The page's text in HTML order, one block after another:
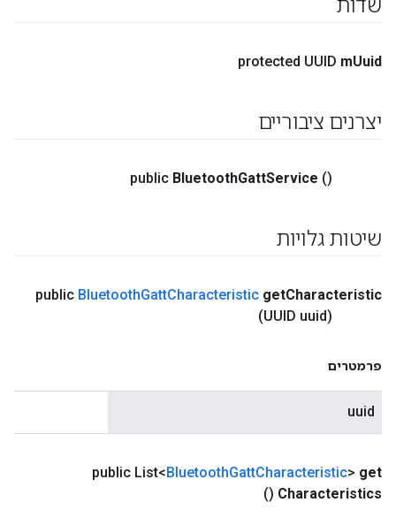
שדות
protected UUID mUuid
יצרנים ציבוריים
public BluetoothGattService ()
שיטות גלויות
public BluetoothGattCharacteristic getCharacteristic
(UUID uuid)
פרמטרים
uuid
public List<BluetoothGattCharacteristic> get
Characteristics
()